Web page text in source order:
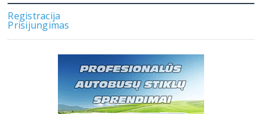
Registracija
Prisijungimas